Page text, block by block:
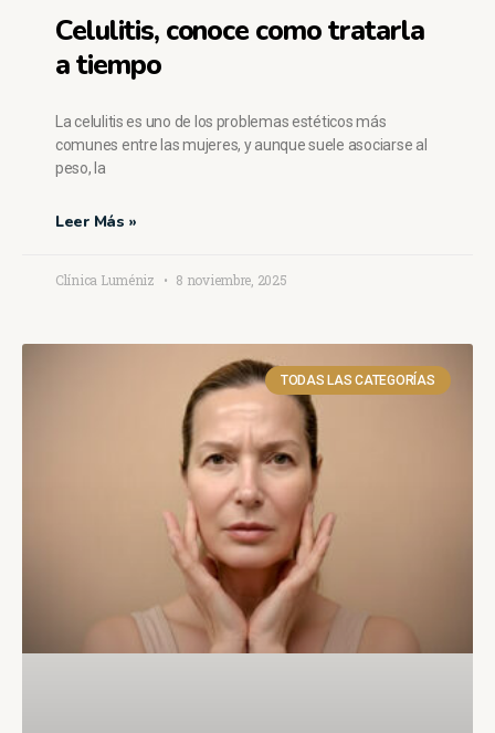
Celulitis, conoce como tratarla
a tiempo
La celulitis es uno de los problemas estéticos más
comunes entre las mujeres, y aunque suele asociarse al
peso, la
Leer Más »
Clínica Luméniz 8 noviembre, 2025
TODAS LAS CATEGORÍAS